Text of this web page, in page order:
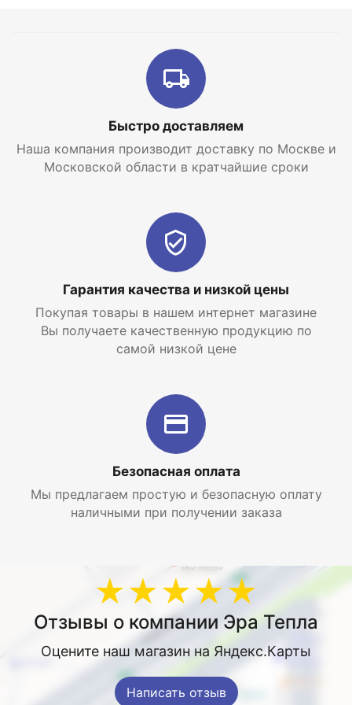
Автоматическая диагностика работы котла
Жидкокристаллический дисплей
Контроль наличия пламени
Защита от замерзания и перегрева
Контроль тяги в дымоходе
Встроенный подпитывающий вентиль для
заполнения системы отопления
Встроенный циркуляционный насос с
автоматическим воздухоотводчиком
Быстро доставляем
Наша компания производит доставку по Москве и
Московской области в кратчайшие сроки
Гарантия качества и низкой цены
Покупая товары в нашем интернет магазине
Вы получаете качественную продукцию по
самой низкой цене
Безопасная оплата
Мы предлагаем простую и безопасную оплату
наличными при получении заказа
★★★★★
Отзывы о компании Эра Тепла
Оцените наш магазин на Яндекс.Карты
Написать отзыв